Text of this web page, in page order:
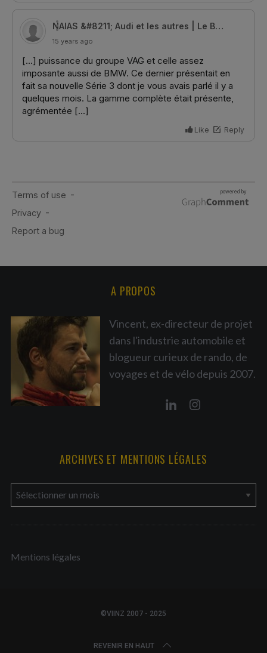
A PROPOS
Vincent, ex-directeur de projet
dans l'industrie automobile et
blogueur curieux de rando, de
voyages et de vélo depuis 2007.
ARCHIVES ET MENTIONS LÉGALES
r
c
iMentions légales
©VIINZ 2007 - 2025
REVENIR EN HAUT